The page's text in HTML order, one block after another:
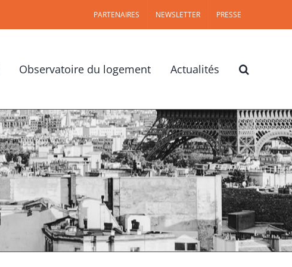
PARTENAIRES NEWSLETTER PRESSE
Observatoire du logement Actualités